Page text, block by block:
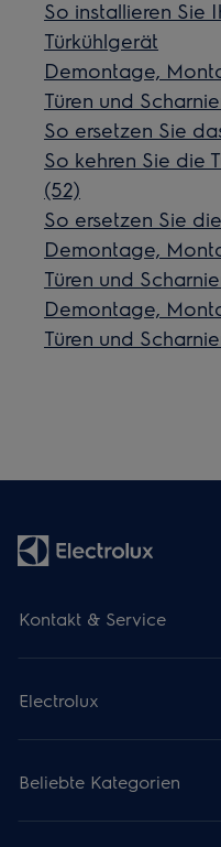
So installieren Sie
Türkühlgerät
Demontage,
Türen und
So ersetzen Sie
So kehren Sie die
(52)
So ersetzen Sie
Demontage,
Türen und
Demontage,
Türen und
Kontakt & Service
Electrolux
Beliebte Kategorien